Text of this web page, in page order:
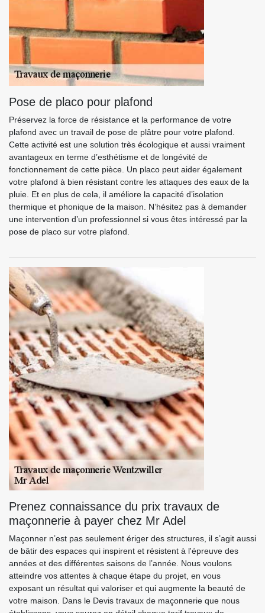
Pose de placo pour plafond
Préservez la force de résistance et la performance de votre
plafond avec un travail de pose de plâtre pour votre plafond.
Cette activité est une solution très écologique et aussi vraiment
avantageux en terme d’esthétisme et de longévité de
fonctionnement de cette pièce. Un placo peut aider également
votre plafond à bien résistant contre les attaques des eaux de la
pluie. Et en plus de cela, il améliore la capacité d’isolation
thermique et phonique de la maison. N’hésitez pas à demander
une intervention d’un professionnel si vous êtes intéressé par la
pose de placo sur votre plafond.
Prenez connaissance du prix travaux de
maçonnerie à payer chez Mr Adel
Maçonner n’est pas seulement ériger des structures, il s’agit aussi
de bâtir des espaces qui inspirent et résistent à l'épreuve des
années et des différentes saisons de l’année. Nous voulons
atteindre vos attentes à chaque étape du projet, en vous
exposant un résultat qui valoriser et qui augmente la beauté de
votre maison. Dans le Devis travaux de maçonnerie que nous